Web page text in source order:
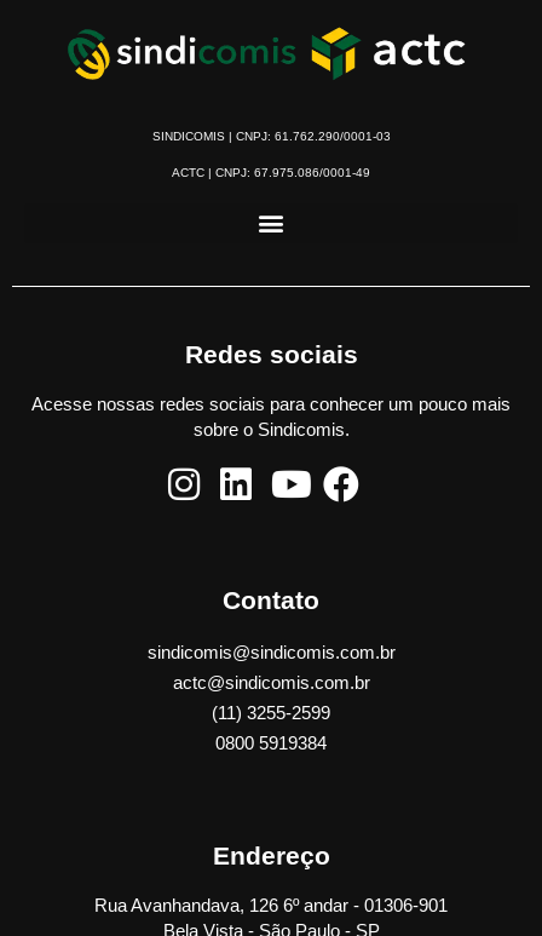
SINDICOMIS | CNPJ: 61.762.290/0001-03
ACTC | CNPJ: 67.975.086/0001-49
Redes sociais
Acesse nossas redes sociais para conhecer um pouco mais
sobre o Sindicomis.
Contato
sindicomis@sindicomis.com.br
actc@sindicomis.com.br
(11) 3255-2599
0800 5919384
Endereço
Rua Avanhandava, 126 6º andar - 01306-901
Bela Vista - São Paulo - SP